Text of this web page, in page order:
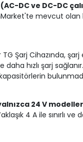
DC ve DC-DC
mevcut olan
Şarj Cihazında,
hızlı şarj
24 V
4 A ile